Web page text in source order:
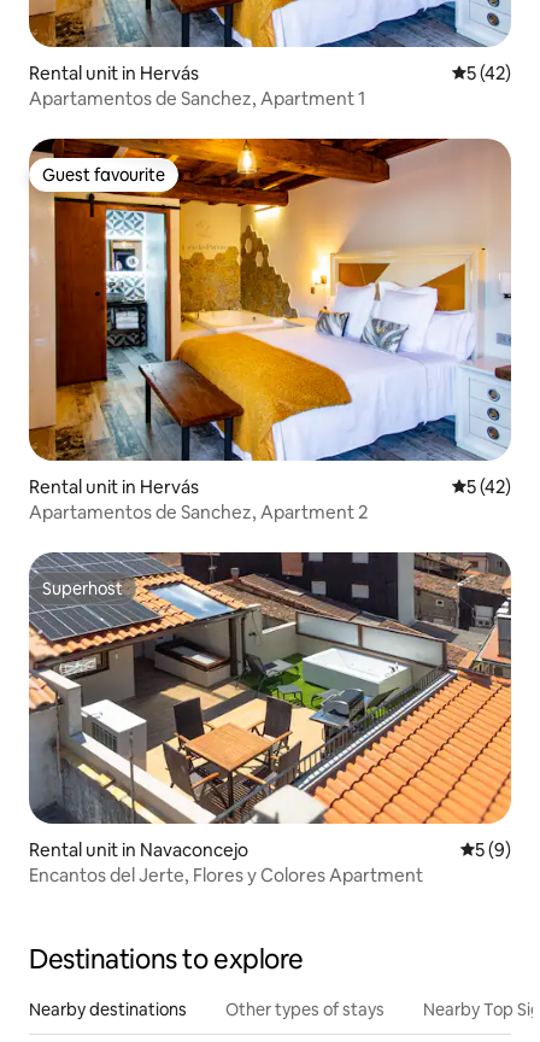
Rental unit in Hervás 5 out of 5
5 (42)
Apartamentos de Sanchez, Apartment 1
Guest favourite
Guest favourite
Rental unit in Hervás 5 out of 5
5 (42)
Apartamentos de Sanchez, Apartment 2
Superhost
Superhost
Rental unit in Navaconcejo 5 out of
5 (9)
Encantos del Jerte, Flores y Colores Apartment
Destinations to explore
Nearby destinations Other types of stays Nearby Top